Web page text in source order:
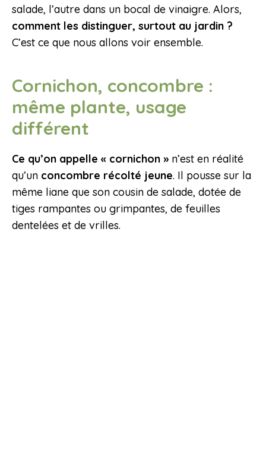
salade, l’autre dans un bocal de vinaigre. Alors,
comment les distinguer, surtout au jardin ?
C’est ce que nous allons voir ensemble.
Cornichon, concombre :
même plante, usage
différent
Ce qu’on appelle « cornichon » n’est en réalité
qu’un concombre récolté jeune. Il pousse sur la
même liane que son cousin de salade, dotée de
tiges rampantes ou grimpantes, de feuilles
dentelées et de vrilles.